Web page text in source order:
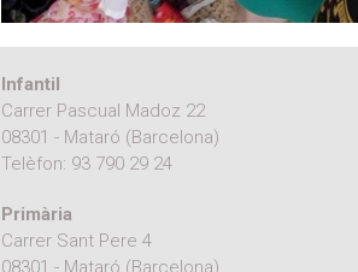
Infantil
Carrer Pascual Madoz 22
08301 - Mataró (Barcelona)
Telèfon: 93 790 29 24
Primària
Carrer Sant Pere 4
08301 - Mataró (Barcelona)